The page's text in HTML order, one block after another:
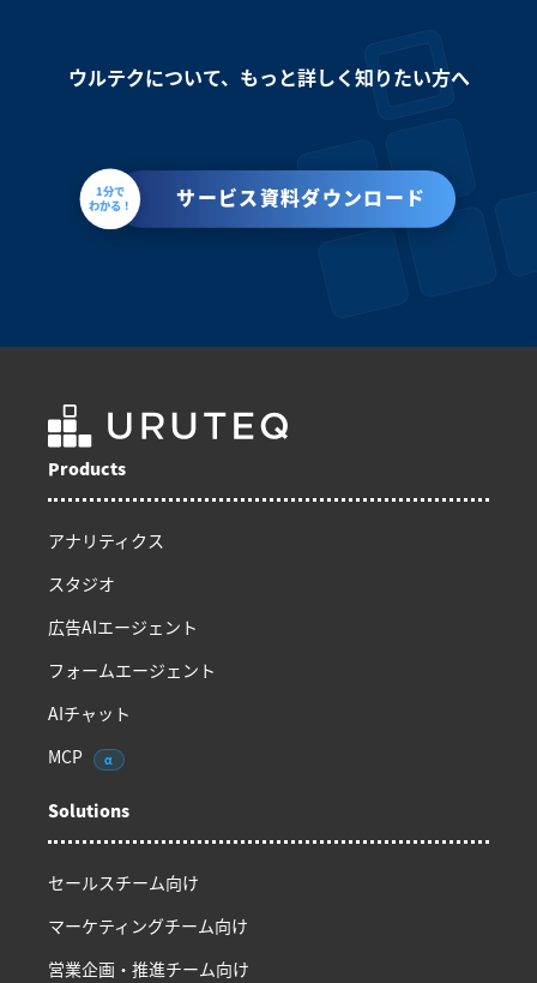
ウルテクについて、もっと詳しく知りたい方へ
サービス資料ダウンロード
1分で
わかる！
Products
アナリティクス
スタジオ
広告AIエージェント
フォームエージェント
AIチャット
MCP
α
Solutions
セールスチーム向け
マーケティングチーム向け
営業企画・推進チーム向け